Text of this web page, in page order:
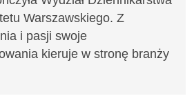
Warszawskiego. Z
i pasji swoje
kieruje w stronę branży